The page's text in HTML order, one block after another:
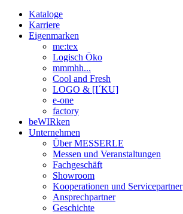
Kataloge
Karriere
Eigenmarken
me:tex
Logisch Öko
mmmhh...
Cool and Fresh
LOGO & [I´KU]
e-one
factory
beWIRken
Unternehmen
Über MESSERLE
Messen und Veranstaltungen
Fachgeschäft
Showroom
Kooperationen und Servicepartner
Ansprechpartner
Geschichte